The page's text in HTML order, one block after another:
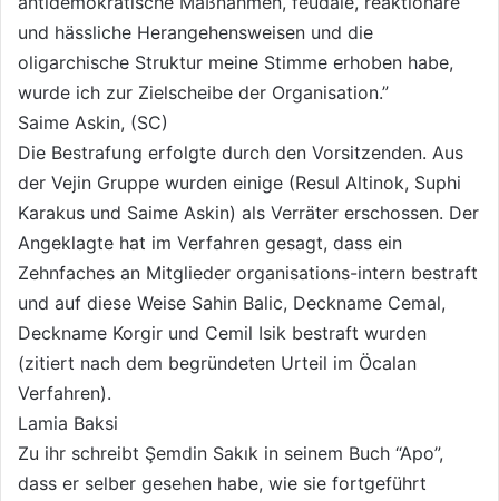
und hässliche Herangehensweisen und die
oligarchische Struktur meine Stimme erhoben habe,
wurde ich zur Zielscheibe der Organisation.”
Saime Askin, (SC)
Die Bestrafung erfolgte durch den Vorsitzenden. Aus
der Vejin Gruppe wurden einige (Resul Altinok, Suphi
Karakus und Saime Askin) als Verräter erschossen. Der
Angeklagte hat im Verfahren gesagt, dass ein
Zehnfaches an Mitglieder organisations-intern bestraft
und auf diese Weise Sahin Balic, Deckname Cemal,
Deckname Korgir und Cemil Isik bestraft wurden
(zitiert nach dem begründeten Urteil im Öcalan
Verfahren).
Lamia Baksi
Zu ihr schreibt Şemdin Sakık in seinem Buch “Apo”,
dass er selber gesehen habe, wie sie fortgeführt